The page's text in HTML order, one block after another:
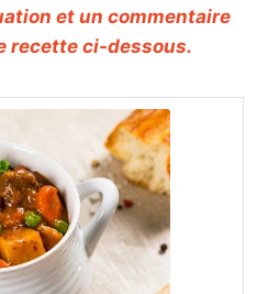
et un commentaire
recette ci-dessous.